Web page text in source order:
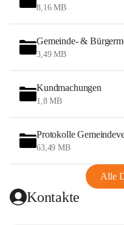
8,16 MB
Gemeinde- &
3,49 MB
Kundmachungen
1,8 MB
Protokolle
63,49 MB
Alle
Kontakte